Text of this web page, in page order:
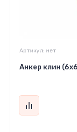
Артикул: нет
Анкер клин